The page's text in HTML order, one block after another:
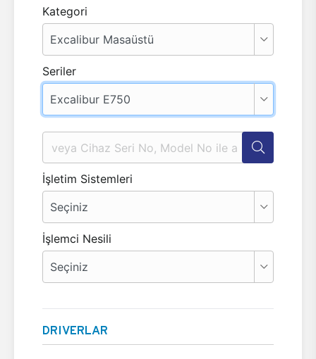
Kategori
Seriler
İşletim Sistemleri
İşlemci Nesili
DRIVERLAR